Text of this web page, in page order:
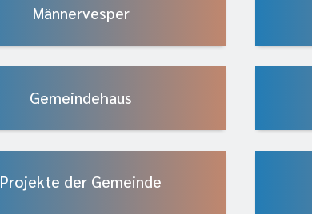
Männervesper
Gemeindehaus
Projekte der Gemeinde